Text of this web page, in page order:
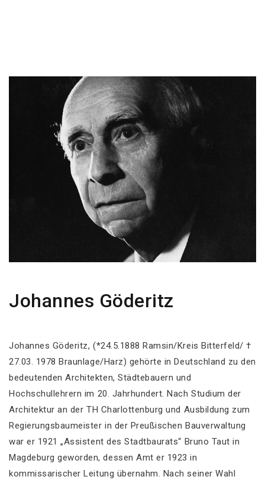
Johannes Göderitz
Johannes Göderitz, (*24.5.1888 Ramsin/Kreis Bitterfeld/ †
27.03. 1978 Braunlage/Harz) gehörte in Deutschland zu den
bedeutenden Architekten, Städtebauern und
Hochschullehrern im 20. Jahrhundert. Nach Studium der
Architektur an der TH Charlottenburg und Ausbildung zum
Regierungsbaumeister in der Preußischen Bauverwaltung
war er 1921 „Assistent des Stadtbaurats“ Bruno Taut in
Magdeburg geworden, dessen Amt er 1923 in
kommissarischer Leitung übernahm. Nach seiner Wahl